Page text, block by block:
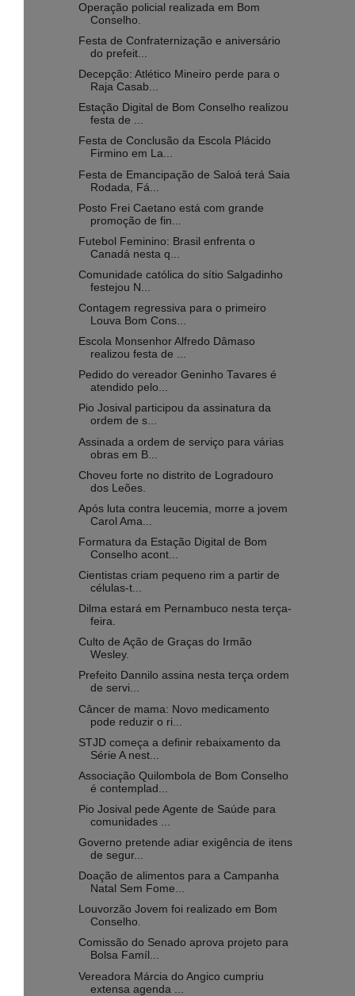
Operação policial realizada em Bom
Conselho.
Festa de Confraternização e aniversário
do prefeit...
Decepção: Atlético Mineiro perde para o
Raja Casab...
Estação Digital de Bom Conselho realizou
festa de ...
Festa de Conclusão da Escola Plácido
Firmino em La...
Festa de Emancipação de Saloá terá Saia
Rodada, Fá...
Posto Frei Caetano está com grande
promoção de fin...
Futebol Feminino: Brasil enfrenta o
Canadá nesta q...
Comunidade católica do sítio Salgadinho
festejou N...
Contagem regressiva para o primeiro
Louva Bom Cons...
Escola Monsenhor Alfredo Dâmaso
realizou festa de ...
Pedido do vereador Geninho Tavares é
atendido pelo...
Pio Josival participou da assinatura da
ordem de s...
Assinada a ordem de serviço para várias
obras em B...
Choveu forte no distrito de Logradouro
dos Leões.
Após luta contra leucemia, morre a jovem
Carol Ama...
Formatura da Estação Digital de Bom
Conselho acont...
Cientistas criam pequeno rim a partir de
células-t...
Dilma estará em Pernambuco nesta terça-
feira.
Culto de Ação de Graças do Irmão
Wesley.
Prefeito Dannilo assina nesta terça ordem
de servi...
Câncer de mama: Novo medicamento
pode reduzir o ri...
STJD começa a definir rebaixamento da
Série A nest...
Associação Quilombola de Bom Conselho
é contemplad...
Pio Josival pede Agente de Saúde para
comunidades ...
Governo pretende adiar exigência de itens
de segur...
Doação de alimentos para a Campanha
Natal Sem Fome...
Louvorzão Jovem foi realizado em Bom
Conselho.
Comissão do Senado aprova projeto para
Bolsa Famíl...
Vereadora Márcia do Angico cumpriu
extensa agenda ...